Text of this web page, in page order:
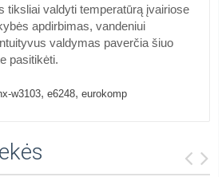
tiksliai valdyti temperatūrą įvairiose
apdirbimas, vandeniui
valdymas paverčia šiuo
pasitikėti.
w3103, e6248, eurokomp